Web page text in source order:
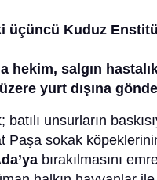
üçüncü Kuduz
hekim, salgın
yurt dışına
batılı unsurların
Paşa sokak
bırakılmasını